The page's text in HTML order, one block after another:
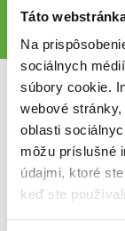
Táto
Na
sociálnych
súbory cookie.
webové
oblasti
môžu príslušné
údajmi, ktoré
keď ste
radi Vám